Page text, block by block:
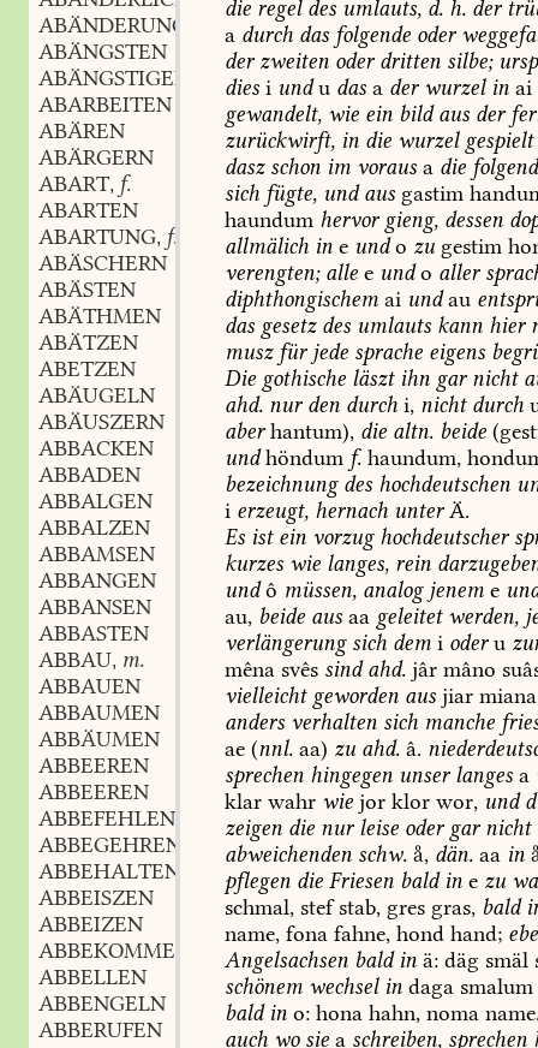
ABÄNDERUNG
ABÄNGSTEN
ABÄNGSTIGEN
ABARBEITEN
ABÄREN
ABÄRGERN
ABART, f.
ABARTEN
ABARTUNG, f.
ABÄSCHERN
ABÄSTEN
ABÄTHMEN
ABÄTZEN
ABETZEN
ABÄUGELN
ABÄUSZERN
ABBACKEN
ABBADEN
ABBALGEN
ABBALZEN
ABBAMSEN
ABBANGEN
ABBANSEN
ABBASTEN
ABBAU, m.
ABBAUEN
ABBAUMEN
ABBÄUMEN
ABBEEREN
ABBEEREN
ABBEFEHLEN
ABBEGEHREN
ABBEHALTEN
ABBEISZEN
ABBEIZEN
ABBEKOMMEN
ABBELLEN
ABBENGELN
ABBERUFEN
die regeldes umlauts, d. h. der
a durch das folgende oder
derzweiten oderdritten silbe;
dies i undu das a derwurzelin ai
gewandelt, wie ein bildaus der
zurückwirft, in die wurzelgespielt
daszschon im voraus a die
sich fügte, undaus gastim
haundum hervorgieng, dessen
allmälich in e undo zu gestim
verengten;alle e undo aller
diphthongischem ai undau
das gesetzdes umlauts kann hier
muszfürjede sprache eigens
Die gothische läsztihn garnicht
ahd. nurden durch i, nichtdurch
aberhantum), die altn. beide
undhöndum f. haundum,
bezeichnungdes hochdeutschen
i erzeugt, hernach unterÄ.
Es istein vorzughochdeutscher
kurzes wie langes, rein
undô müssen, analogjenem e
au, beide aus aa geleitetwerden,
verlängerungsich dem i oderu
mêna svês sindahd. jâr mâno
vielleichtgeworden aus jiar miana
anders verhalten sich manche
ae (nnl. aa) zu ahd. â.
sprechen hingegen unserlanges a
klar wahr wie jor klor wor, und
zeigen die nurleise odergarnicht
abweichenden schw. , dän. aa in
pflegen die Friesen baldin e zu
schmal, stefstab, gres gras, bald
name, fona fahne, hond hand;
Angelsachsen baldin ä: däg smäl
schönem wechselin daga smalum
baldin o: hona hahn, noma
auch wosie a schreiben, sprechen